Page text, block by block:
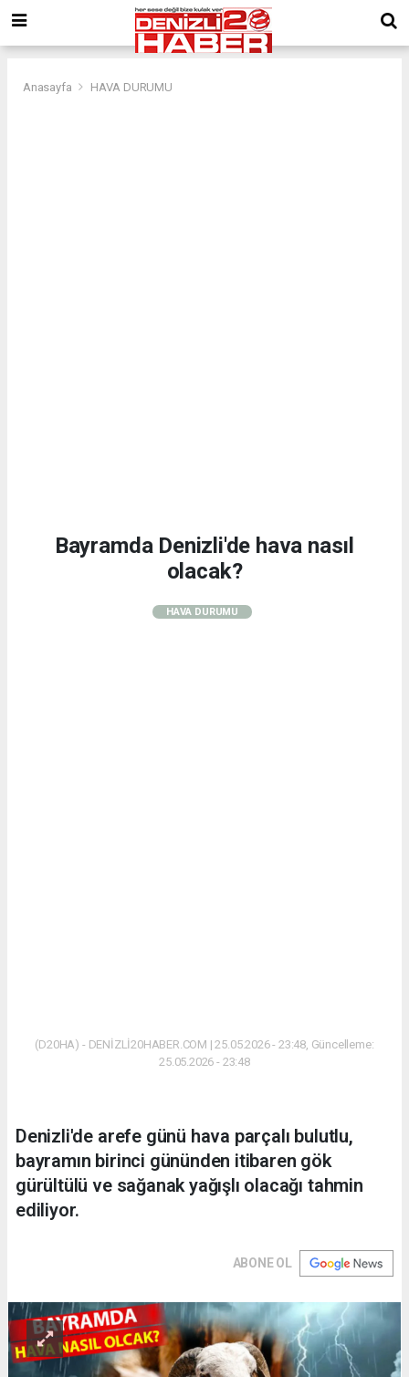
Anasayfa HAVA DURUMU
Bayramda Denizli'de hava nasıl
olacak?
HAVA DURUMU
(D20HA) - DENİZLİ20HABER.COM | 25.05.2026 - 23:48, Güncelleme:
25.05.2026 - 23:48
Denizli'de arefe günü hava parçalı bulutlu,
bayramın birinci gününden itibaren gök
gürültülü ve sağanak yağışlı olacağı tahmin
ediliyor.
ABONE OL